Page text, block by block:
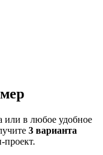
или в любое удобное
3 варианта
проект.